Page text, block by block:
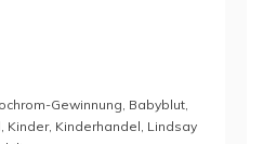
Gewinnung Babyblut
Kinder, Kinderhandel Lindsay